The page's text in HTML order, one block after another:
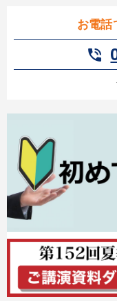
お電話
phone_in_talk